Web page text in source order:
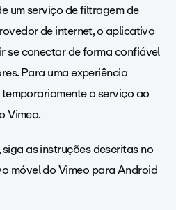
um serviço de filtragem de
de internet, o aplicativo
se conectar de forma confiável
Para uma experiência
o serviço ao
Vimeo.
as instruções descritas no
móvel do Vimeo para Android